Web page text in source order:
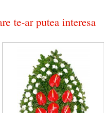
te-ar putea interesa